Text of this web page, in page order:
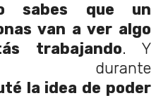
sabes que un
van a ver algo
trabajando. Y
durante
la idea de poder